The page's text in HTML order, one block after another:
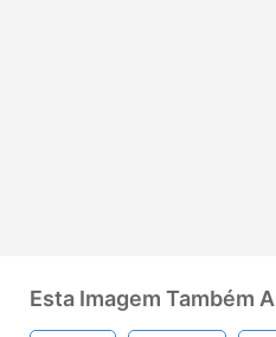
Esta Imagem Também